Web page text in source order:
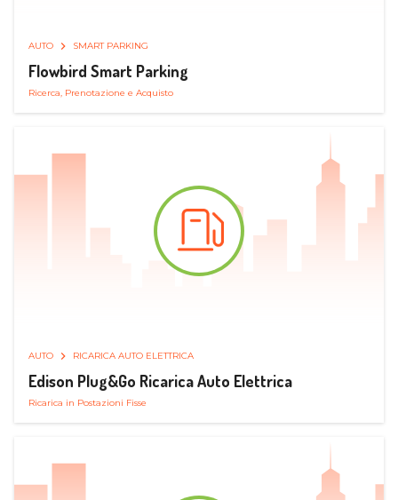
AUTO SMART PARKING
Flowbird Smart Parking
Ricerca, Prenotazione e Acquisto
AUTO RICARICA AUTO ELETTRICA
Edison Plug&Go Ricarica Auto Elettrica
Ricarica in Postazioni Fisse